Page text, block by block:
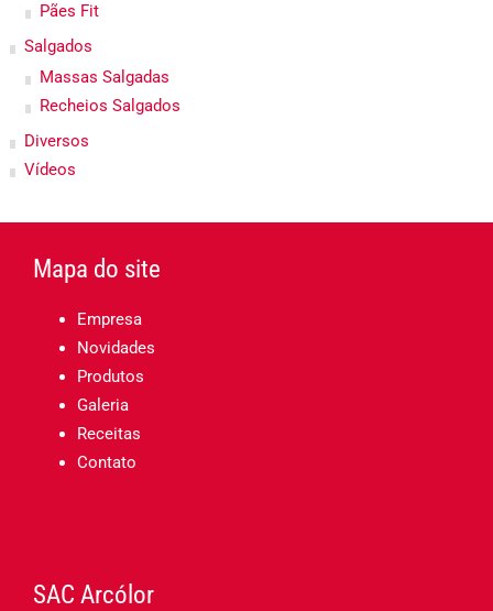
Pães Fit
Salgados
Massas Salgadas
Recheios Salgados
Diversos
Vídeos
Mapa do site
Empresa
Novidades
Produtos
Galeria
Receitas
Contato
SAC Arcólor